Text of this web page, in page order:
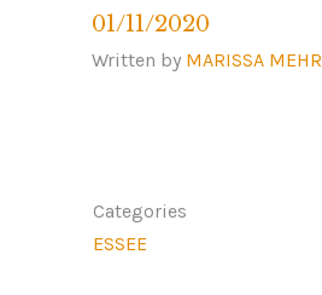
01/11/2020
Written by MARISSA MEHR
Categories
ESSEE